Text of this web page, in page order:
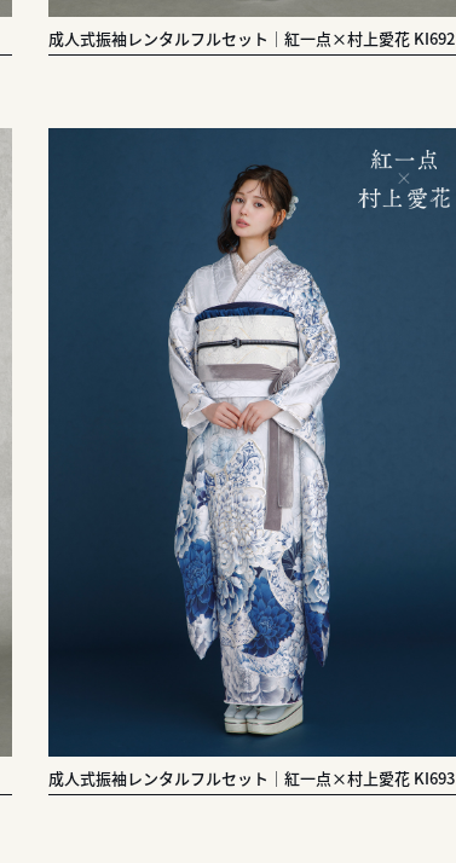
成人式振袖レンタルフルセット｜紅一点×村上愛花 KI692
成人式振袖レンタルフルセット｜紅一点×村上愛花 KI693